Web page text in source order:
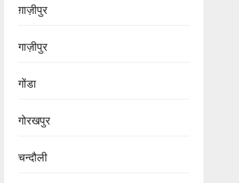
ग़ाज़ीपुर
गाज़ीपुर
गोंडा
गोरखपुर
चन्दौली